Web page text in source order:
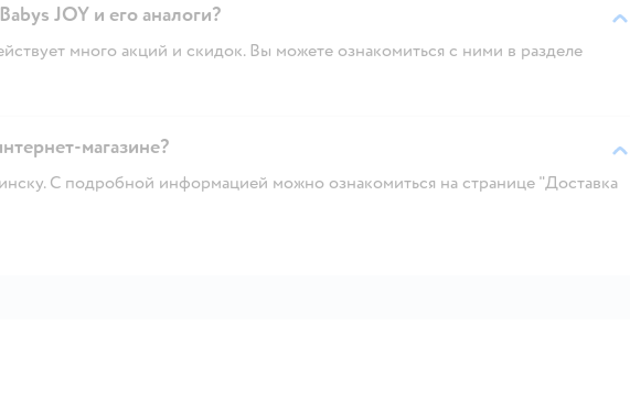
JOY и его аналоги?
много акций и скидок. Вы можете ознакомиться с ними в разделе
магазине?
С подробной информацией можно ознакомиться на странице "Доставка